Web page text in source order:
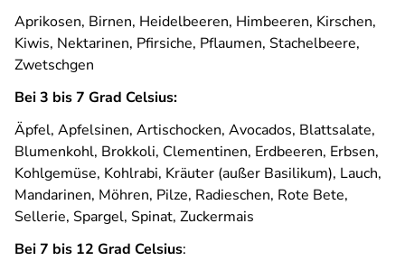
Aprikosen, Birnen, Heidelbeeren, Himbeeren, Kirschen,
Kiwis, Nektarinen, Pfirsiche, Pflaumen, Stachelbeere,
Zwetschgen
Bei 3 bis 7 Grad Celsius:
Äpfel, Apfelsinen, Artischocken, Avocados, Blattsalate,
Blumenkohl, Brokkoli, Clementinen, Erdbeeren, Erbsen,
Kohlgemüse, Kohlrabi, Kräuter (außer Basilikum), Lauch,
Mandarinen, Möhren, Pilze, Radieschen, Rote Bete,
Sellerie, Spargel, Spinat, Zuckermais
Bei 7 bis 12 Grad Celsius: